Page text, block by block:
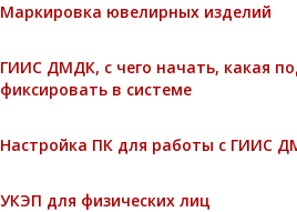
Маркировка ювелирных изделий
ГИИС ДМДК, с чего начать, какая
фиксировать в системе
Настройка ПК для работы с ГИИС
УКЭП для физических лиц